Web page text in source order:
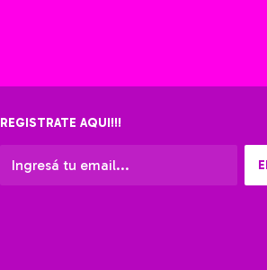
REGISTRATE AQUI!!!